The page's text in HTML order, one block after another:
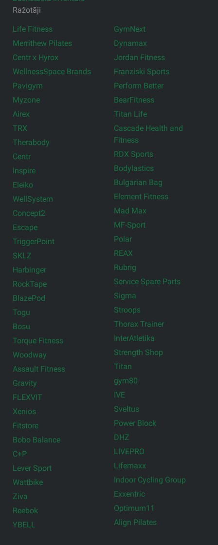
Ražotāji
Life Fitness
Merrithew Pilates
Centr x Hyrox
WellnessSpace Brands
Pavigym
Myzone
Airex
TRX
Therabody
Centr
Inspire
Eleiko
WellSystem
Concept2
Escape
TriggerPoint
SKLZ
Harbinger
RockTape
BlazePod
Togu
Bosu
Torque Fitness
Woodway
Assault Fitness
Gravity
FLEXVIT
Xenios
Fitstore
Bobo Balance
C+P
Lever Sport
Wattbike
Ziva
Reebok
YBELL
GymNext
Dynamax
Jordan Fitness
Franziski Sports
Perform Better
BearFitness
Titan Life
Cascade Health and
Fitness
RDX Sports
Bodylastics
Bulgarian Bag
Element Fitness
Mad Max
MF-Sport
Polar
REAX
Rubrig
Service Spare Parts
Sigma
Stroops
Thorax Trainer
InterAtletika
Strength Shop
Titan
gym80
IVE
Sveltus
Power Block
DHZ
LIVEPRO
Lifemaxx
Indoor Cycling Group
Exxentric
Optimum11
Align Pilates